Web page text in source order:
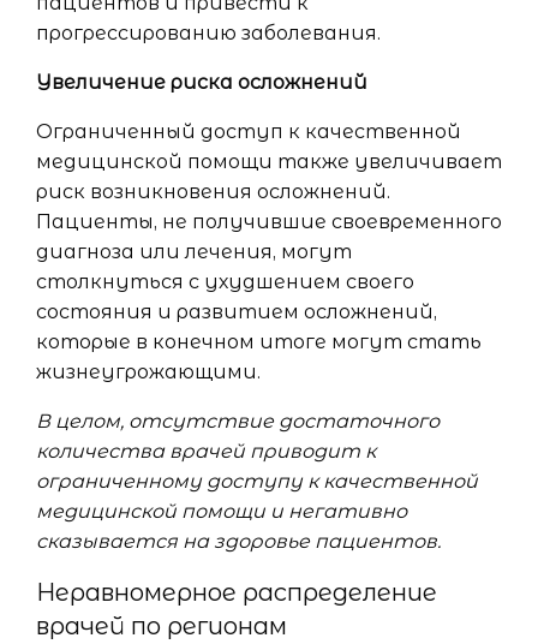
прогрессированию заболевания.
Увеличение риска осложнений
Ограниченный доступ к качественной
медицинской помощи также увеличивает
риск возникновения осложнений.
Пациенты, не получившие своевременного
диагноза или лечения, могут
столкнуться с ухудшением своего
состояния и развитием осложнений,
которые в конечном итоге могут стать
жизнеугрожающими.
В целом, отсутствие достаточного
количества врачей приводит к
ограниченному доступу к качественной
медицинской помощи и негативно
сказывается на здоровье пациентов.
Неравномерное распределение
врачей по регионам